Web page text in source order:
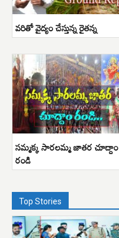
వరితో వైద్యం చేస్తున్న రైతన్న
సమ్మక్క సారలమ్మ జాతర చూద్దాం
రండి
Top Stories